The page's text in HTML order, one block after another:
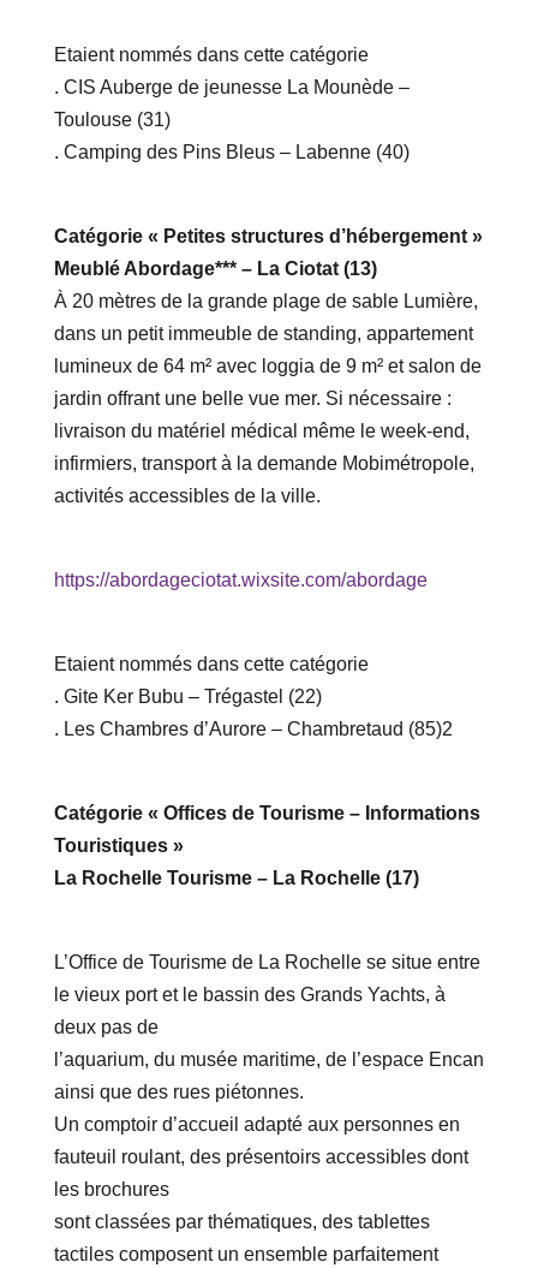
Etaient nommés dans cette catégorie
. CIS Auberge de jeunesse La Mounède –
Toulouse (31)
. Camping des Pins Bleus – Labenne (40)
Catégorie « Petites structures d’hébergement »
Meublé Abordage*** – La Ciotat (13)
À 20 mètres de la grande plage de sable Lumière,
dans un petit immeuble de standing, appartement
lumineux de 64 m² avec loggia de 9 m² et salon de
jardin offrant une belle vue mer. Si nécessaire :
livraison du matériel médical même le week-end,
infirmiers, transport à la demande Mobimétropole,
activités accessibles de la ville.
https://abordageciotat.wixsite.com/abordage
Etaient nommés dans cette catégorie
. Gite Ker Bubu – Trégastel (22)
. Les Chambres d’Aurore – Chambretaud (85)2
Catégorie « Offices de Tourisme – Informations
Touristiques »
La Rochelle Tourisme – La Rochelle (17)
L’Office de Tourisme de La Rochelle se situe entre
le vieux port et le bassin des Grands Yachts, à
deux pas de
l’aquarium, du musée maritime, de l’espace Encan
ainsi que des rues piétonnes.
Un comptoir d’accueil adapté aux personnes en
fauteuil roulant, des présentoirs accessibles dont
les brochures
sont classées par thématiques, des tablettes
tactiles composent un ensemble parfaitement